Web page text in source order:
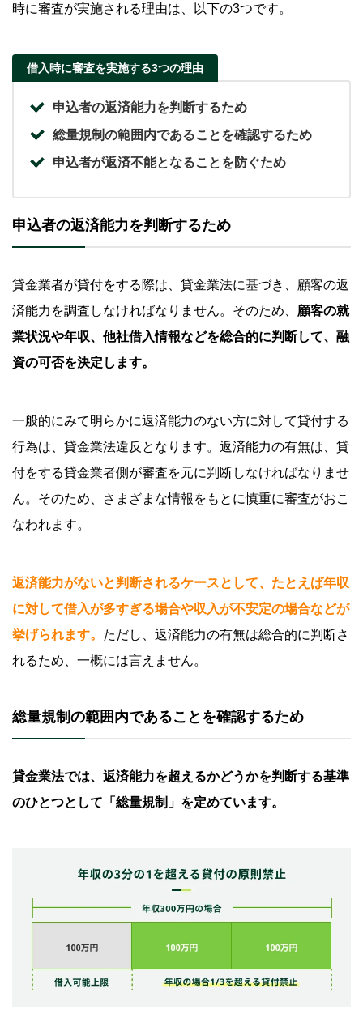
時に審査が実施される理由は、以下の3つです。
借入時に審査を実施する3つの理由
申込者の返済能力を判断するため
総量規制の範囲内であることを確認するため
申込者が返済不能となることを防ぐため
申込者の返済能力を判断するため
貸金業者が貸付をする際は、貸金業法に基づき、顧客の返
済能力を調査しなければなりません。そのため、 顧客の就
業状況や年収、他社借入情報などを総合的に判断して、融
資の可否を決定します。
一般的にみて明らかに返済能力のない方に対して貸付する
行為は、貸金業法違反となります。返済能力の有無は、貸
付をする貸金業者側が審査を元に判断しなければなりませ
ん。そのため、さまざまな情報をもとに慎重に審査がおこ
なわれます。
返済能力がないと判断されるケースとして、たとえば年収
に対して借入が多すぎる場合や収入が不安定の場合などが
挙げられます。 ただし、返済能力の有無は総合的に判断さ
れるため、一概には言えません。
総量規制の範囲内であることを確認するため
貸金業法では、返済能力を超えるかどうかを判断する基準
のひとつとして「総量規制」を定めています。